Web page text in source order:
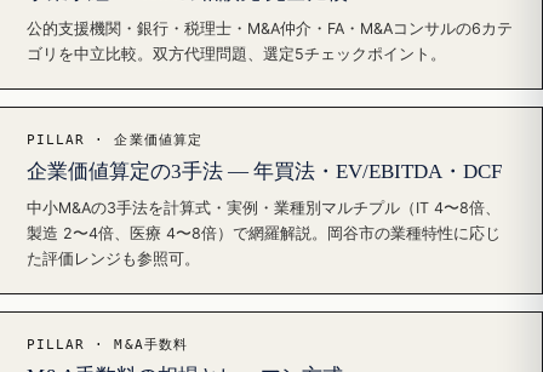
公的支援機関・銀行・税理士・M&A仲介・FA・M&Aコンサルの6カテ
ゴリを中立比較。双方代理問題、選定5チェックポイント。
PILLAR · 企業価値算定
企業価値算定の3手法 — 年買法・EV/EBITDA・DCF
中小M&Aの3手法を計算式・実例・業種別マルチプル（IT 4〜8倍、
製造 2〜4倍、医療 4〜8倍）で網羅解説。岡谷市の業種特性に応じ
た評価レンジも参照可。
PILLAR · M&A手数料